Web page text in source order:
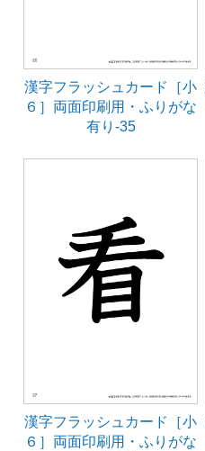
漢字フラッシュカード［小
６］両面印刷用・ふりがな
有り-35
漢字フラッシュカード［小
６］両面印刷用・ふりがな